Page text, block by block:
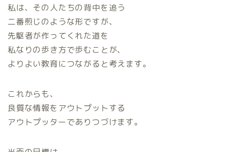
私は、その人たちの背中を追う
二番煎じのような形ですが、
先駆者が作ってくれた道を
私なりの歩き方で歩むことが、
よりよい教育につながると考えます。
これからも、
良質な情報をアウトプットする
アウトプッターでありつづけます。